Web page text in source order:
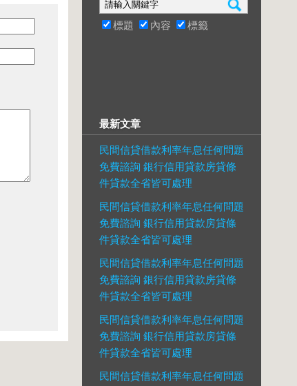
標題 內容 標籤
最新文章
民間信貸借款利率年息任何問題
免費諮詢 銀行信用貸款房貸條
件貸款全省皆可處理
民間信貸借款利率年息任何問題
免費諮詢 銀行信用貸款房貸條
件貸款全省皆可處理
民間信貸借款利率年息任何問題
免費諮詢 銀行信用貸款房貸條
件貸款全省皆可處理
民間信貸借款利率年息任何問題
免費諮詢 銀行信用貸款房貸條
件貸款全省皆可處理
民間信貸借款利率年息任何問題